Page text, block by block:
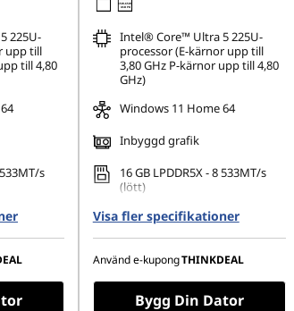
225U-
upp till
till 4,80
s
PCIe
1 200),
400
65W-65W
USB PD
Intel® Core™ Ultra 5 225U-
processor (E-kärnor upp till
3,80 GHz P-kärnor upp till 4,80
GHz)
Windows 11 Home 64
Inbyggd grafik
16 GB LPDDR5X - 8 533MT/s
(lött)
256 GB SSD M.2 2280 PCIe
Gen4 TLC Opal
13,3" WUXGA (1 920 × 1 200),
pekskärm, 100 % sRGB, 400
cd/m² (nit), 60 Hz
Visa fler specifikationer
Använd e-kupongTHINKDEAL
Bygg Din Dator